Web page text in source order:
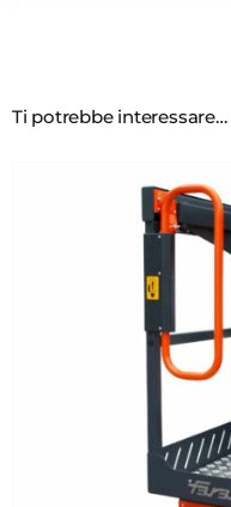
Ti potrebbe interessare…